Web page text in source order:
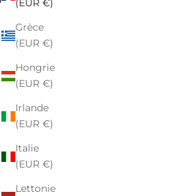
(EUR €)
Grèce
(EUR €)
Hongrie
(EUR €)
Irlande
(EUR €)
Italie
(EUR €)
Lettonie